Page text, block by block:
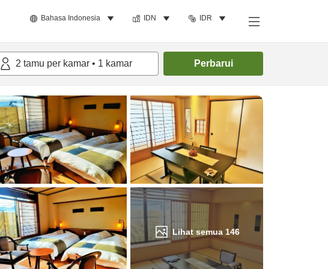
Bahasa Indonesia IDN IDR
2 tamu per kamar • 1 kamar Perbarui
Lihat semua 146
Cari kamar